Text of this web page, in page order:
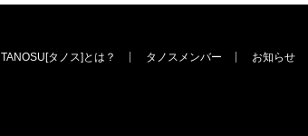
TANOSU[タノス]とは？ タノスメンバー お知らせ